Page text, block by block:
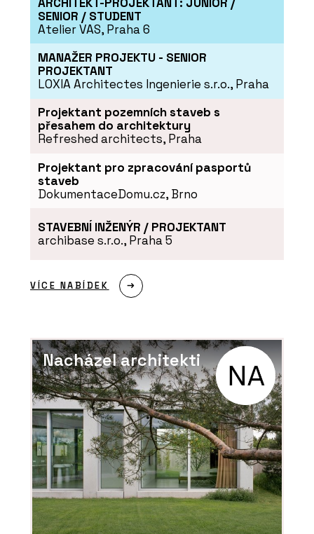
ČLÁNKY
„Jen skvělý produkt nestačí, musíte
ho mít taky kde adekvátně
prezentovat,“ říká Jakub Huráb z LD
Seating. Firma z Boskovic má nový
showroom v Karlíně
Konferenční židle Flexi Light - LD
Seating
PRODUKTY
Pracovní židle Arcus - LD Seating
SENIOR / STUDENT
Atelier VAS, Praha 6
MANAŽER PROJEKTU - SENIOR
PROJEKTANT
LOXIA Architectes Ingenierie s.r.o., Praha
Projektant pozemních staveb s
přesahem do architektury
Refreshed architects, Praha
Projektant pro zpracování pasportů
staveb
DokumentaceDomu.cz, Brno
STAVEBNÍ INŽENÝR / PROJEKTANT
archibase s.r.o., Praha 5
VÍCE NABÍDEK
Nacházel architekti